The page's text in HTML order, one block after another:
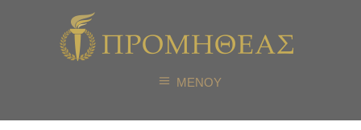
ΜΕΝΟΥ